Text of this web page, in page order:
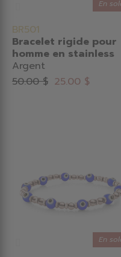
En
BR501
Bracelet rigide pour
homme en stainless
Argent
50.00 $ 25.00 $
En